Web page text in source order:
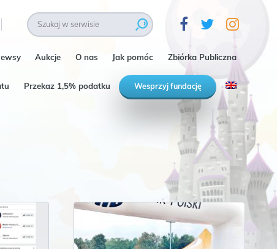
Aukcje O nas Jak pomóc Zbiórka Publiczna
Przekaz 1,5% podatku Wesprzyj fundację